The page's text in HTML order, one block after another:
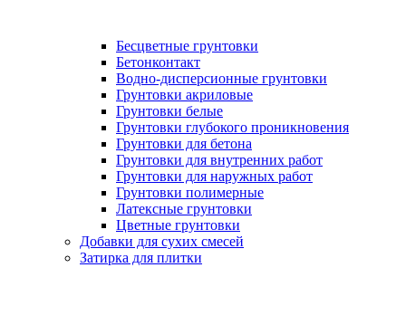
Бесцветные грунтовки
Бетонконтакт
Водно-дисперсионные грунтовки
Грунтовки акриловые
Грунтовки белые
Грунтовки глубокого проникновения
Грунтовки для бетона
Грунтовки для внутренних работ
Грунтовки для наружных работ
Грунтовки полимерные
Латексные грунтовки
Цветные грунтовки
Добавки для сухих смесей
Затирка для плитки